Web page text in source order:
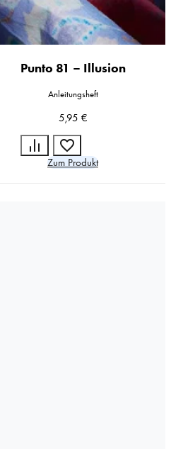
Punto 81 – Illusion
Anleitungsheft
5,95 €
Zum Produkt